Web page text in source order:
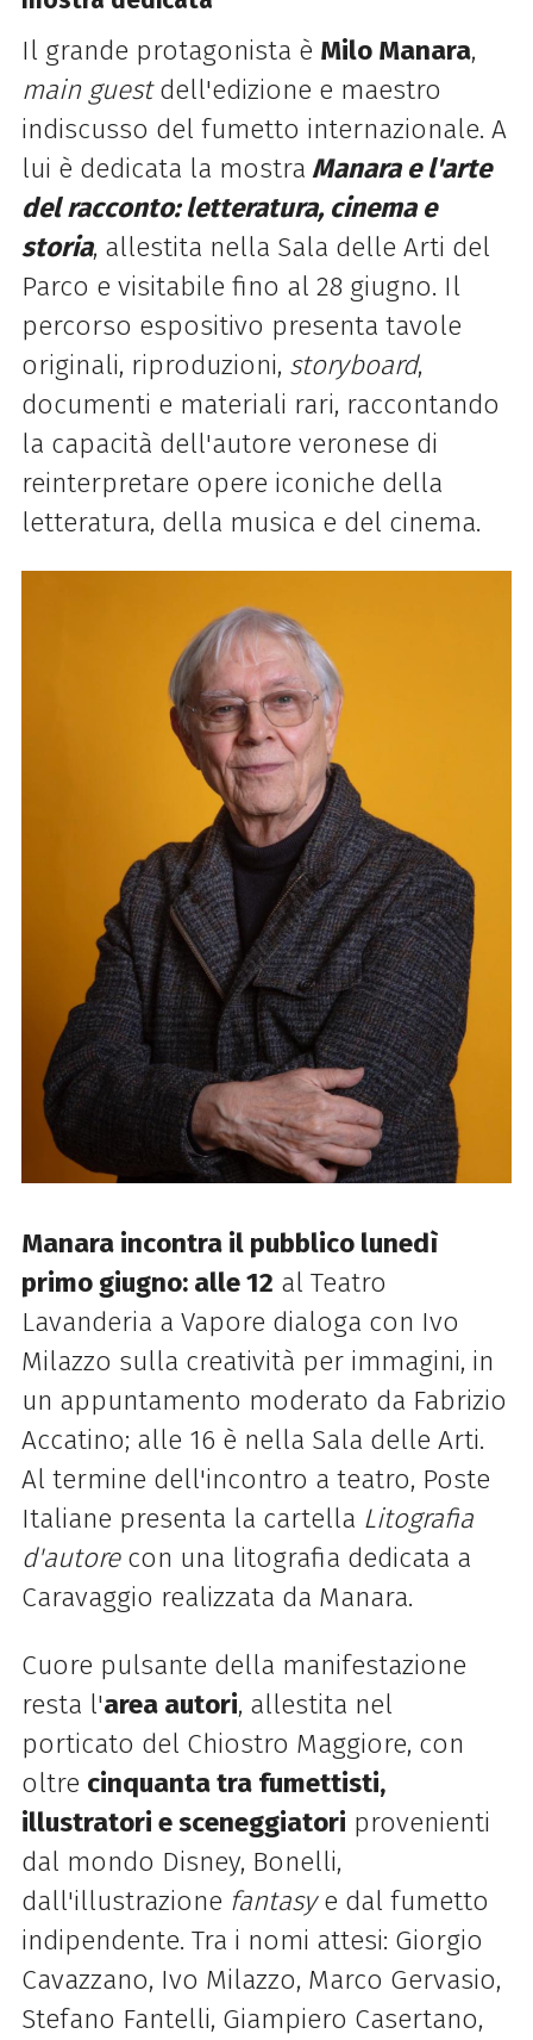
Il grande protagonista è Milo Manara,
main guestdell'edizione e maestro
indiscusso del fumetto internazionale. A
lui è dedicata la mostra Manara e l'arte
del racconto: letteratura, cinema e
storia, allestita nella Sala delle Arti del
Parco e visitabile fino al 28 giugno. Il
percorso espositivo presenta tavole
originali, riproduzioni, storyboard,
documenti e materiali rari, raccontando
la capacità dell'autore veronese di
reinterpretare opere iconiche della
letteratura, della musica e del cinema.
Manara incontra il pubblico lunedì
primo giugno: alle 12 al Teatro
Lavanderia a Vapore dialoga con Ivo
Milazzo sulla creatività per immagini, in
un appuntamento moderato da Fabrizio
Accatino; alle 16 è nella Sala delle Arti.
Al termine dell'incontro a teatro, Poste
Italiane presenta la cartella Litografia
d'autorecon una litografia dedicata a
Caravaggio realizzata da Manara.
Cuore pulsante della manifestazione
resta l'area autori, allestita nel
porticato del Chiostro Maggiore, con
oltre cinquanta tra fumettisti,
illustratori e sceneggiatori provenienti
dal mondo Disney, Bonelli,
dall'illustrazione fantasye dal fumetto
indipendente. Tra i nomi attesi: Giorgio
Cavazzano, Ivo Milazzo, Marco Gervasio,
Stefano Fantelli, Giampiero Casertano,